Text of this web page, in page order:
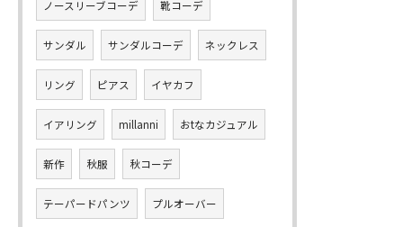
ノースリーブコーデ 靴コーデ
サンダル サンダルコーデ ネックレス
リング ピアス イヤカフ
イアリング millanni おtなカジュアル
新作 秋服 秋コーデ
テーパードパンツ プルオーバー